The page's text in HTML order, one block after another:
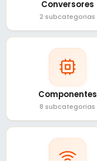
Conversores
2 subcategorias
Componentes
8 subcategorias